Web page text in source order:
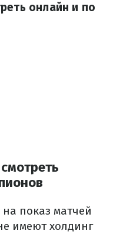
онлайн и по
показ матчей
имеют холдинг